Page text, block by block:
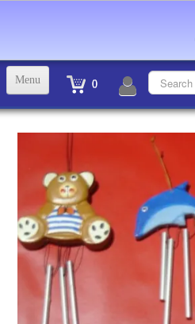
0
Menu
TINTIN STATUETTES, OBJETS
STATUETTES BD RESINE et
ANDRE FRANQUIN OBJETS ET
BECASSINE OU BETTY BOOP
TEX AVERY OBJETS ET